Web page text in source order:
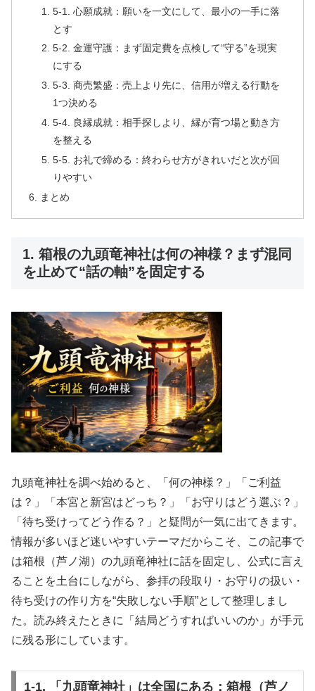
5-1. 心願成就：願いを一文にして、最小の一手に落
とす
5-2. 金運守護：まず固定費を点検して“守る”を現実
にする
5-3. 商売繁盛：売上より先に、信用が増える行動を
1つ決める
5-4. 良縁成就：相手探しより、縁が育つ場と動き方
を整える
5-5. お礼で締める：終わらせ方がきれいだと次が回
りやすい
まとめ
1. 箱根の九頭竜神社は何の神様？まず混同
を止めて“話の軸”を固定する
九頭竜神社を調べ始めると、「何の神様？」「ご利益
は？」「本宮と新宮はどっち？」「お守りはどう選ぶ？」
「待ち受けってどう作る？」と疑問が一気に出てきます。
情報が多いほど迷いやすいテーマだからこそ、この記事で
は箱根（芦ノ湖）の九頭竜神社に話を固定し、公式に言え
ることを土台にしながら、参拝の段取り・お守りの扱い・
待ち受けの作り方を“失敗しない手順”として整理しまし
た。読み終えたときに「結局どうすればいいのか」が手元
に残る形にしています。
1-1. 「九頭竜神社」は全国にある：箱根（芦ノ